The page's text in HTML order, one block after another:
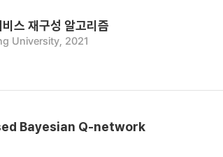
스 재구성 알고리즘
University, 2021
Bayesian Q-network